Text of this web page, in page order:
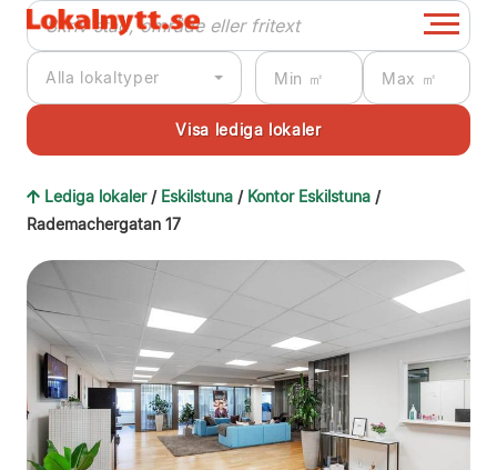
Alla lokaltyper
Lediga lokaler / Eskilstuna / Kontor Eskilstuna /
Rademachergatan 17